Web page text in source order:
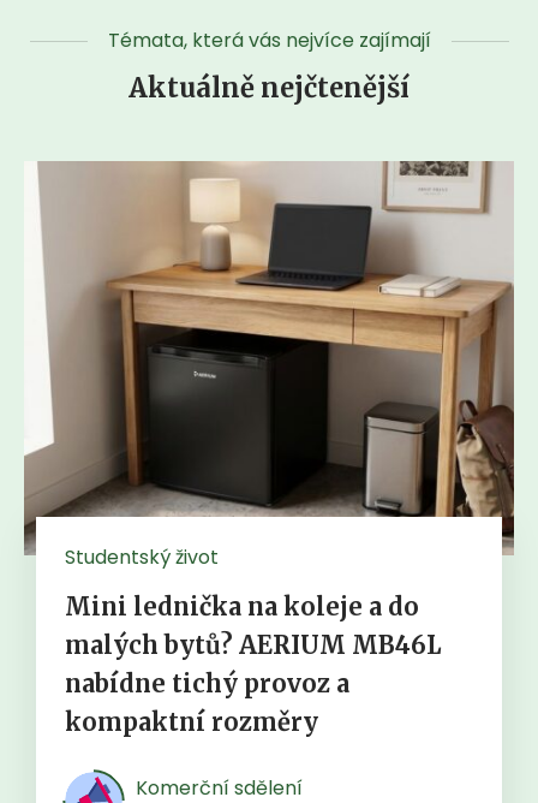
Témata, která vás nejvíce zajímají
Aktuálně nejčtenější
Studentský život
Mini lednička na koleje a do
malých bytů? AERIUM MB46L
nabídne tichý provoz a
kompaktní rozměry
Komerční sdělení